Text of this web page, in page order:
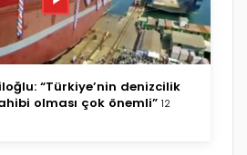
“Türkiye’nin denizcilik
olması çok önemli” 12